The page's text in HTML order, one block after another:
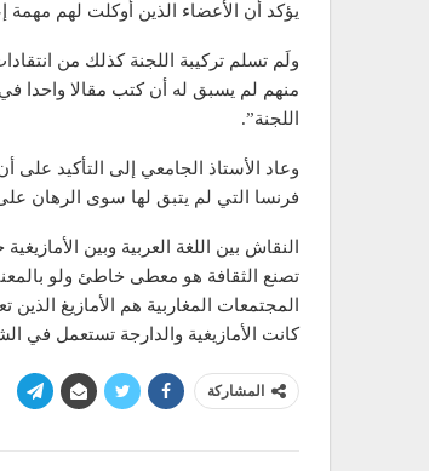
يؤكد أن الأعضاء الذين أوكلت لهم
منهم لم يسبق له أن كتب مقالا واحدا
اللجنة”.
وعاد الأستاذ الجامعي إلى التأكيد على
فرنسا التي لم يتبق لها سوى الرهان
النقاش بين اللغة العربية وبين
تصنع الثقافة هو معطى خاطئ ولو
المجتمعات المغاربية هم الأمازيغ
كانت الأمازيغية والدارجة تستعمل في
المشاركة